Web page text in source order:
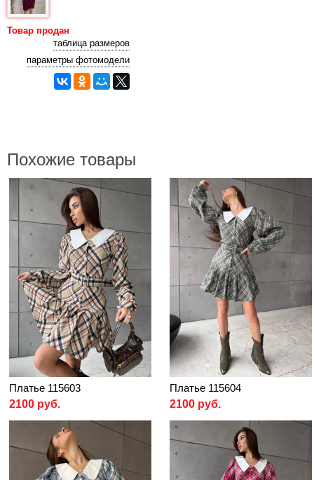
Товар продан
таблица размеров
параметры фотомодели
Похожие товары
Платье 115603
2100 руб.
Платье 115604
2100 руб.